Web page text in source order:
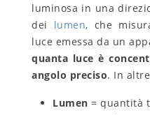
luminosa in una
dei lumen, che
luce emessa da un
quanta luce è
angolo preciso. In
Lumen = quantità